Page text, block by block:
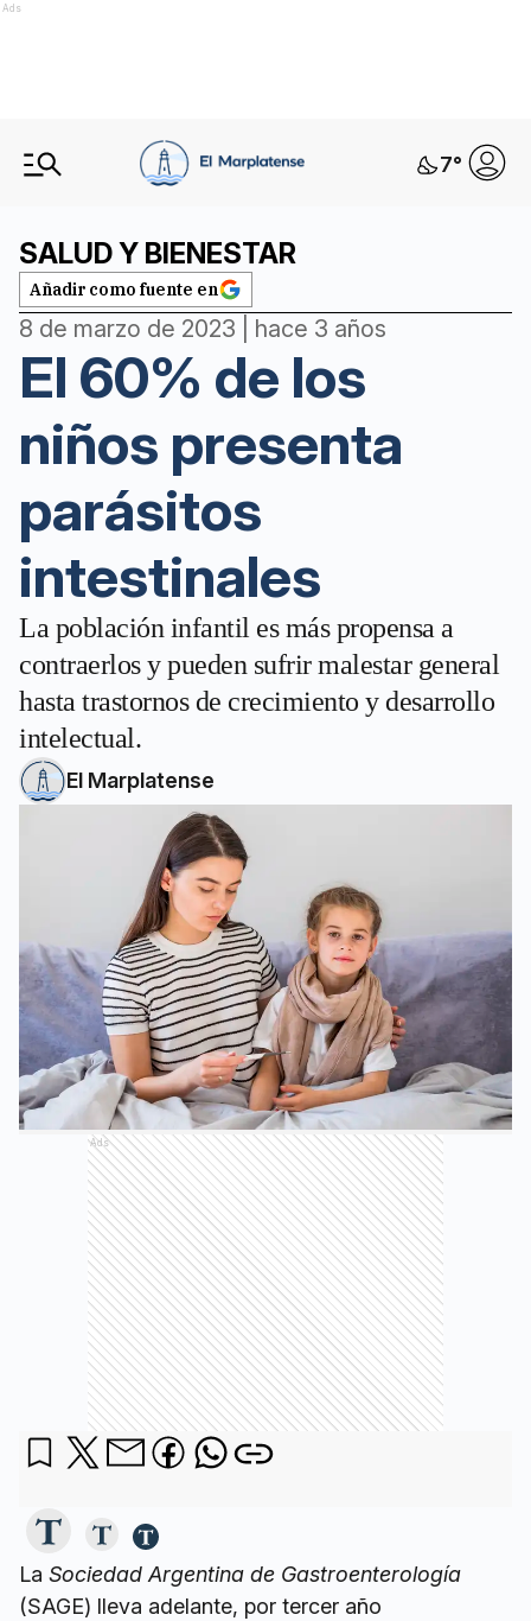
Ads
7°
SALUD Y BIENESTAR
Añadir como fuente en
8 de marzo de 2023 | hace 3 años
El 60% de los
niños presenta
parásitos
intestinales
La población infantil es más propensa a
contraerlos y pueden sufrir malestar general
hasta trastornos de crecimiento y desarrollo
intelectual.
El Marplatense
Ads
La Sociedad Argentina de Gastroenterología
(SAGE) lleva adelante, por tercer año